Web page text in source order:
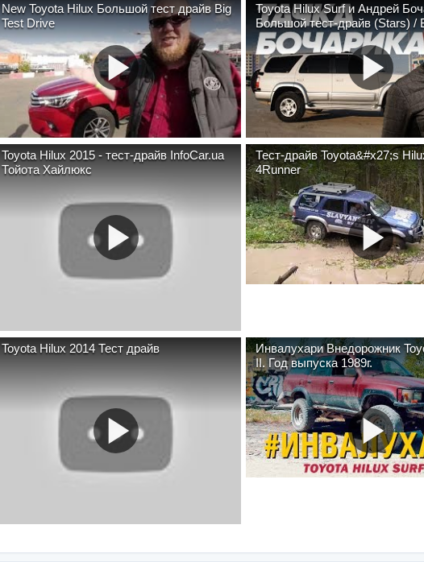
New Toyota Hilux Большой тест драйв Big
Test Drive
Toyota Hilux Surf и Андрей
Большой тест-драйв (Stars) /
Toyota Hilux 2015 - тест-драйв InfoCar.ua
Тойота Хайлюкс
Тест-драйв Toyota&#x27;s
4Runner
Toyota Hilux 2014 Тест драйв
Инвалухари Внедорожник
II. Год выпуска 1989г.